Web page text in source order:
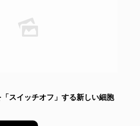
スイッチオフ」する新しい細胞